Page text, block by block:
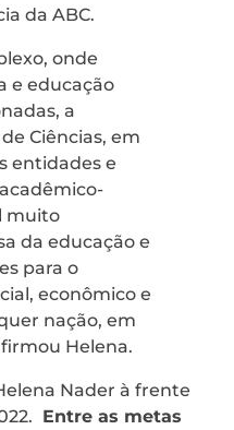
da ABC.
onde
e educação
a
Ciências, em
entidades e
muito
da educação e
para o
econômico e
nação, em
Helena.
Nader à frente
Entre as metas